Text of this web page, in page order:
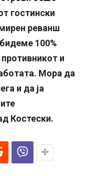
гостински
реванш
100%
и
Мора да
и да ја
Костески.